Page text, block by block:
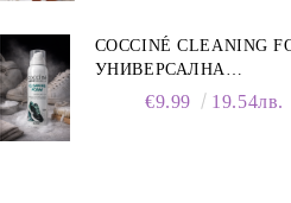
COCCINÉ CLEANING
УНИВЕРСАЛНА
ПОЧИСТВАЩА ПЯНА ЗА
€9.99 19.54лв.